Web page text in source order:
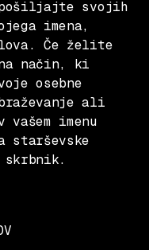
pošiljajte svojih
imena,
Če želite
način, ki
osebne
ali
imenu